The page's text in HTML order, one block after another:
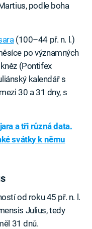
podle boha
(100–44 př. n. l.)
po významných
(Pontifex
kalendář s
30 a 31 dny, s
a tři různá data.
svátky k němu
od roku 45 př. n. l.
Julius, tedy
31 dnů.